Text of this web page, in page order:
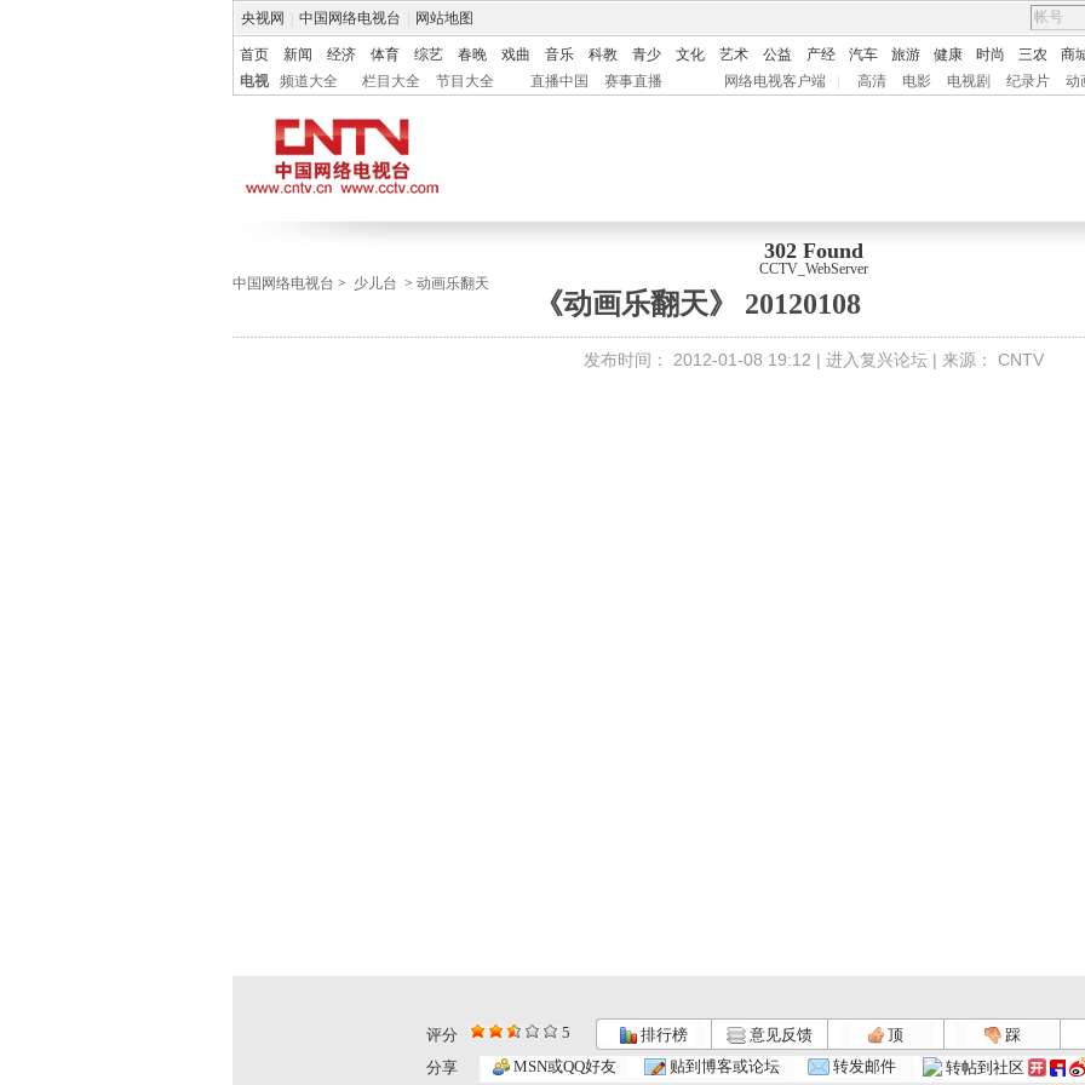
央视网 中国网络电视台 网站地图
首页 新闻 经济 体育 综艺 春晚 戏曲 音乐 科教 青少 文化 艺术 公益 产经 汽车 旅游 健康 时尚 三农 商
电视
频道大全 栏目大全 节目大全 直播中国 赛事直播 网络电视客户端 高清 电影 电视剧 纪录片 动
302 Found
CCTV_WebServer
中国网络电视台 > 少儿台 > 动画乐翻天
《动画乐翻天》 20120108
发布时间： 2012-01-08 19:12 | 进入复兴论坛 | 来源： CNTV
评分 5 排行榜 意见反馈 顶 踩
分享
MSN或QQ好友 贴到博客或论坛 转发邮件 转帖到社区
动画乐翻天... 动画乐翻天... 动画乐翻天... 动画乐翻天...